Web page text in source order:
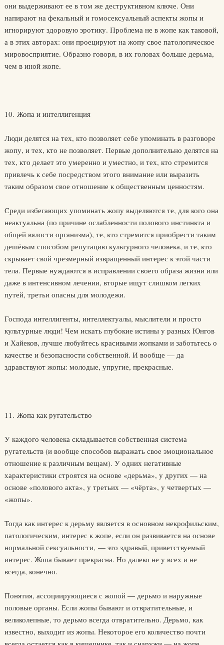
они выдерживают ее в том же деструктивном ключе. Они
напирают на фекальный и гомосексуальный аспекты жопы и
игнорируют здоровую эротику. Проблема не в жопе как таковой,
а в этих авторах: они проецируют на жопу свое патологическое
мировосприятие. Образно говоря, в их головах больше дерьма,
чем в иной жопе.
10. Жопа и интеллигенция
Люди делятся на тех, кто позволяет себе упоминать в разговоре
жопу, и тех, кто не позволяет. Первые дополнительно делятся на
тех, кто делает это умеренно и уместно, и тех, кто стремится
привлечь к себе посредством этого внимание или выразить
таким образом свое отношение к общественным ценностям.
Среди избегающих упоминать жопу выделяются те, для кого она
неактуальна (по причине ослабленности полового инстинкта и
общей вялости организма), те, кто стремится приобрести таким
дешёвым способом репутацию культурного человека, и те, кто
скрывает свой чрезмерный извращенный интерес к этой части
тела. Первые нуждаются в исправлении своего образа жизни или
даже в интенсивном лечении, вторые ищут слишком легких
путей, третьи опасны для молодежи.
Господа интеллигенты, интеллектуалы, мыслители и просто
культурные люди! Чем искать глубокие истины у разных Юнгов
и Хайеков, лучше любуйтесь красивыми жопками и заботьтесь о
качестве и безопасности собственной. И вообще — да
здравствуют жопы: молодые, упругие, прекрасные.
11. Жопа как ругательство
У каждого человека складывается собственная система
ругательств (и вообще способов выражать свое эмоциональное
отношение к различным вещам). У одних негативные
характеристики строятся на основе «дерьма», у других — на
основе «полового акта», у третьих — «чёрта», у четвертых —
«жопы».
Тогда как интерес к дерьму является в основном некрофильским,
патологическим, интерес к жопе, если он развивается на основе
нормальной сексуальности, — это здравый, приветствуемый
интерес. Жопа бывает прекрасна. Но далеко не у всех и не
всегда, конечно.
Понятия, ассоциирующиеся с жопой — дерьмо и наружные
половые органы. Если жопы бывают и отвратительные, и
великолепные, то дерьмо всегда отвратительно. Дерьмо, как
известно, выходит из жопы. Некоторое его количество почти